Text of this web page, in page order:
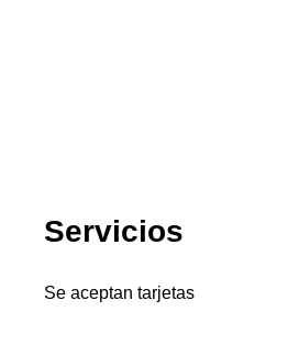
Servicios
Se aceptan tarjetas